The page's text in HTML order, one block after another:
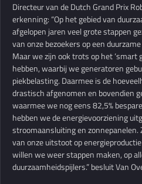
Directeur van de Dutch Grand Prix
erkenning: “Op het gebied van
afgelopen jaren veel grote stappen
van onze bezoekers op een
Maar we zijn ook trots op het ‘smart
hebben, waarbij we generatoren
piekbelasting. Daarmee is de
drastisch afgenomen en bovendien
waarmee we nog eens 82,5%
hebben we de energievoorziening
stroomaansluiting en zonnepanelen.
van onze uitstoot op
willen we weer stappen maken, op
duurzaamheidspijlers.” besluit Van